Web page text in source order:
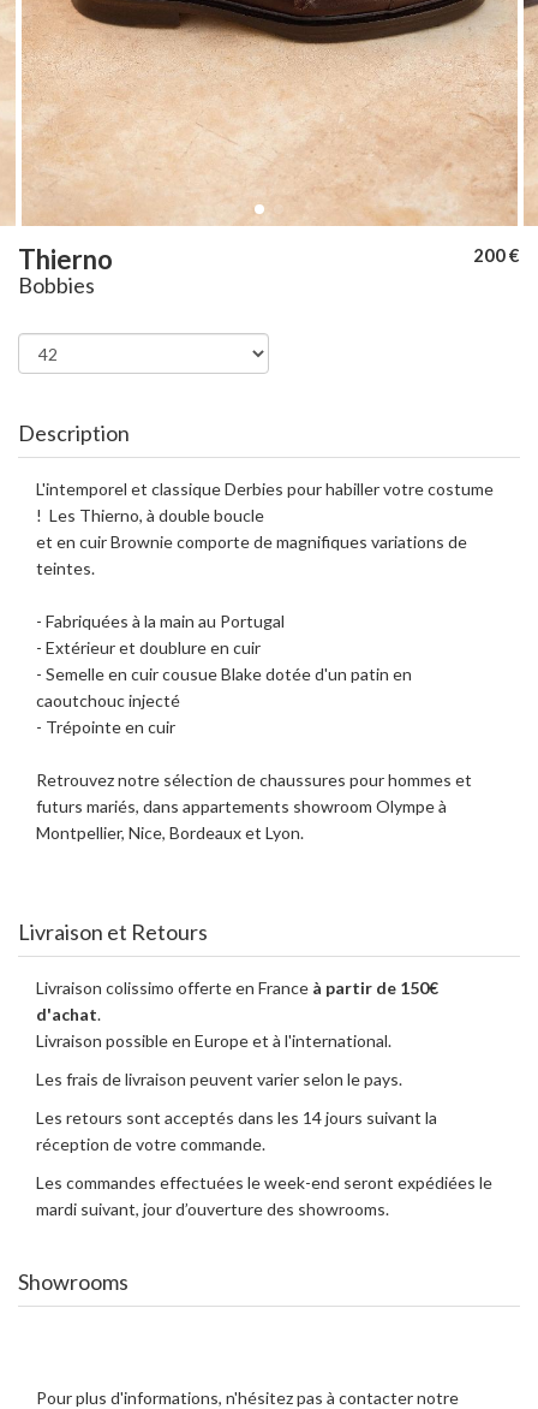
Thierno 200 €
Bobbies
Description
L'intemporel et classique Derbies pour habiller votre costume
! Les Thierno, à double boucle
et en cuir Brownie comporte de magnifiques variations de
teintes.
- Fabriquées à la main au Portugal
- Extérieur et doublure en cuir
- Semelle en cuir cousue Blake dotée d'un patin en
caoutchouc injecté
- Trépointe en cuir
Retrouvez notre sélection de chaussures pour hommes et
futurs mariés, dans appartements showroom Olympe à
Montpellier, Nice, Bordeaux et Lyon.
Livraison et Retours
Livraison colissimo offerte en France à partir de 150€
d'achat.
Livraison possible en Europe et à l'international.
Les frais de livraison peuvent varier selon le pays.
Les retours sont acceptés dans les 14 jours suivant la
réception de votre commande.
Les commandes effectuées le week-end seront expédiées le
mardi suivant, jour d’ouverture des showrooms.
Showrooms
Pour plus d'informations, n'hésitez pas à contacter notre